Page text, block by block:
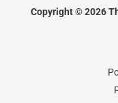
Copyright © 2026